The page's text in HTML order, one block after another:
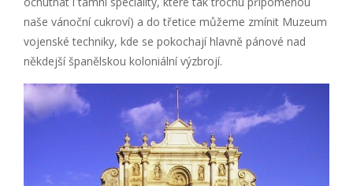
naše vánoční cukroví) a do třetice můžeme zmínit Muzeum
vojenské techniky, kde se pokochají hlavně pánové nad
někdejší španělskou koloniální výzbrojí.